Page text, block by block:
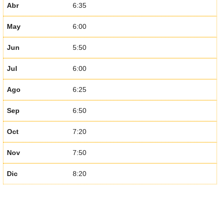
Abr 6:35
May 6:00
Jun 5:50
Jul 6:00
Ago 6:25
Sep 6:50
Oct 7:20
Nov 7:50
Dic 8:20